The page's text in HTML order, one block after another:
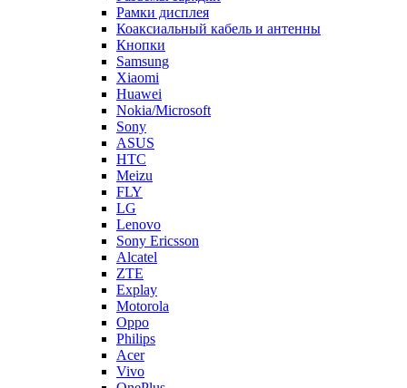
Samsung
Xiaomi
Huawei
Nokia/Microsoft
Sony
ASUS
HTC
Meizu
FLY
LG
Lenovo
Sony Ericsson
Alcatel
ZTE
Explay
Motorola
Oppo
Philips
Acer
Vivo
OnePlus
Micromax
Infinix
Blackberry